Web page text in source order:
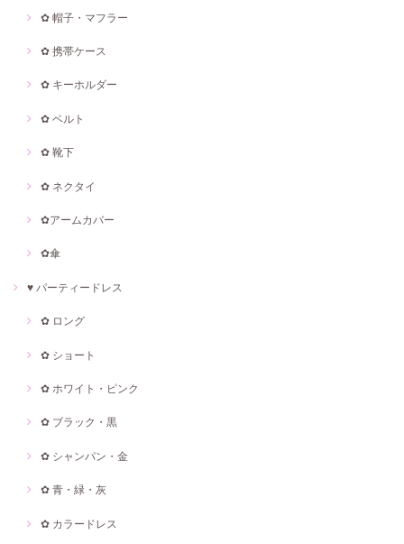
✿ 帽子・マフラー
✿ 携帯ケース
✿ キーホルダー
✿ ベルト
✿ 靴下
✿ ネクタイ
✿アームカバー
✿傘
♥ パーティードレス
✿ ロング
✿ ショート
✿ ホワイト・ピンク
✿ ブラック・黒
✿ シャンパン・金
✿ 青・緑・灰
✿ カラードレス